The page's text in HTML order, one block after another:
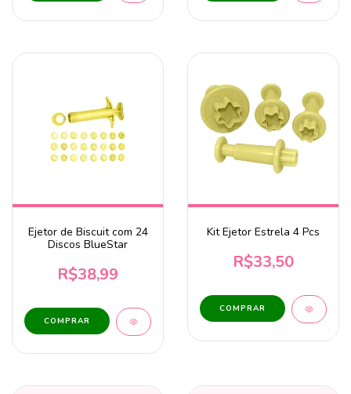
Ejetor de Biscuit com 24
Discos BlueStar
R$38,99
Kit Ejetor Estrela 4 Pcs
R$33,50